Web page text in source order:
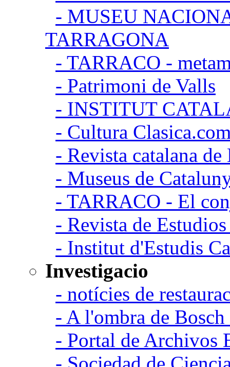
- MUSEU
TARRAGONA
- TARRACO -
- Patrimoni de Valls
- INSTITUT
- Cultura
- Revista catalana
- Museus de
- TARRACO - El
- Revista de
- Institut d'Estudis
Investigacio
- notícies de
- A l'ombra de
- Portal de Archivos